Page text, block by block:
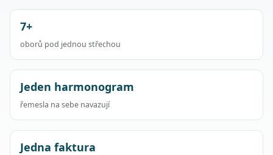
7+
oborů pod jednou střechou
Jeden harmonogram
řemesla na sebe navazují
Jedna faktura